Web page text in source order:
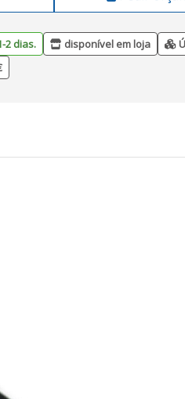
2 dias. disponível em loja